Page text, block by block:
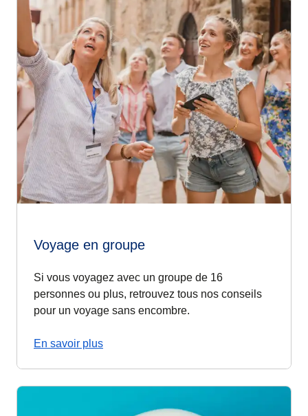
Voyage en groupe
Si vous voyagez avec un groupe de 16
personnes ou plus, retrouvez tous nos conseils
pour un voyage sans encombre.
En savoir plus